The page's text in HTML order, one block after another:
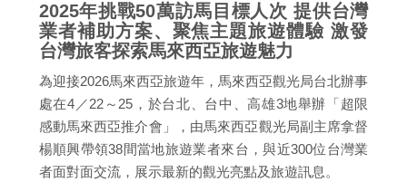
2025年挑戰50萬訪馬目標人次 提供台灣
業者補助方案、聚焦主題旅遊體驗 激發
台灣旅客探索馬來西亞旅遊魅力
為迎接2026馬來西亞旅遊年，馬來西亞觀光局台北辦事
處在4／22～25，於台北、台中、高雄3地舉辦「超限
感動馬來西亞推介會」，由馬來西亞觀光局副主席拿督
楊順興帶領38間當地旅遊業者來台，與近300位台灣業
者面對面交流，展示最新的觀光亮點及旅遊訊息。